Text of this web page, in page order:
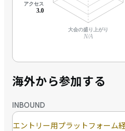
大会の盛り上がり
N/A
アクセス
3.0
海外から参加する
INBOUND
エントリー用プラットフォーム